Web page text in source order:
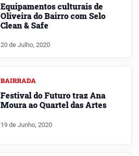
Equipamentos culturais de
Oliveira do Bairro com Selo
Clean & Safe
20 de Julho, 2020
BAIRRADA
Festival do Futuro traz Ana
Moura ao Quartel das Artes
19 de Junho, 2020